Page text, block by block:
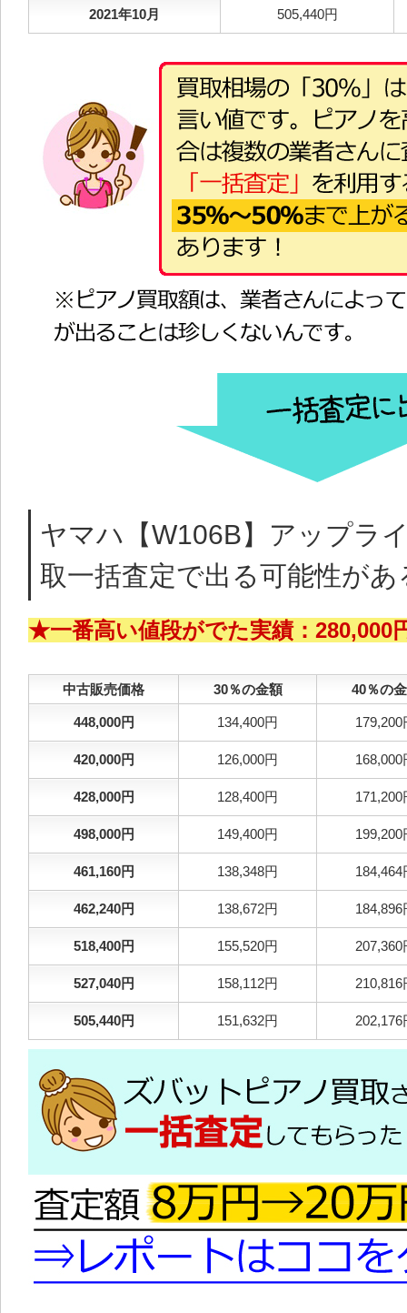
2021年10月 505,440円
ヤマハ【W106B】アップラ
取一括査定で出る可能性があ
★一番高い値段がでた実績：280,000
中古販売価格 30％の金額 40％の
448,000円 134,400円 179,200
420,000円 126,000円 168,000
428,000円 128,400円 171,200
498,000円 149,400円 199,200
461,160円 138,348円 184,464
462,240円 138,672円 184,896
518,400円 155,520円 207,360
527,040円 158,112円 210,816
505,440円 151,632円 202,176